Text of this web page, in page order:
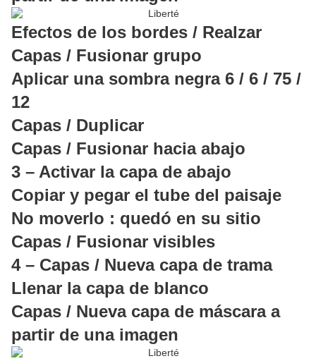
Efectos de los bordes / Realzar
Capas / Fusionar grupo
Aplicar una sombra negra 6 / 6 / 75 /
12
Capas / Duplicar
Capas / Fusionar hacia abajo
3 – Activar la capa de abajo
Copiar y pegar el tube del paisaje
No moverlo : quedó en su sitio
Capas / Fusionar visibles
4 – Capas / Nueva capa de trama
Llenar la capa de blanco
Capas / Nueva capa de máscara a
partir de una imagen